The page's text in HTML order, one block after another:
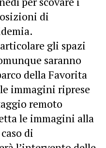
di
gli spazi
saranno
della Favorita
immagini riprese
remoto
le immagini alla
di